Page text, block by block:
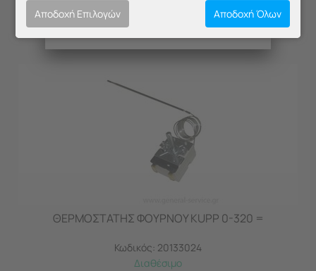
[Καλέστε για Τιμή]
ΘΕΡΜΟΣΤΑΤΗΣ ΦΟΥΡΝΟΥ KUPP 0-320 =
Κωδικός: 20133024
Διαθέσιμο
Αποδοχή Επιλογών Αποδοχή Όλων